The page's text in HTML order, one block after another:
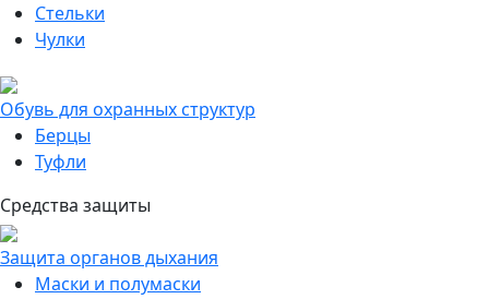
Стельки
Чулки
Обувь для охранных структур
Берцы
Туфли
Средства защиты
Защита органов дыхания
Маски и полумаски